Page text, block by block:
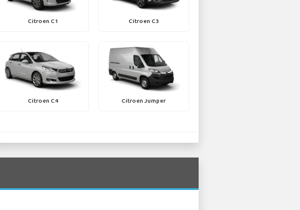
Citroen C1 Citroen C3
Citroen C4 Citroen Jumper